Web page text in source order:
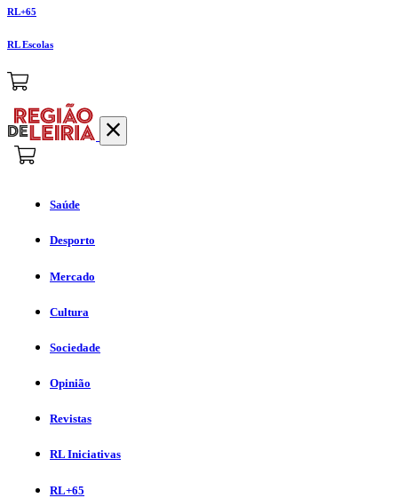
RL+65
RL Escolas
Saúde
Desporto
Mercado
Cultura
Sociedade
Opinião
Revistas
RL Iniciativas
RL+65